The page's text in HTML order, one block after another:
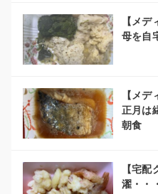
【メ
母を自
【メ
正月は
朝食
【宅
濯・・